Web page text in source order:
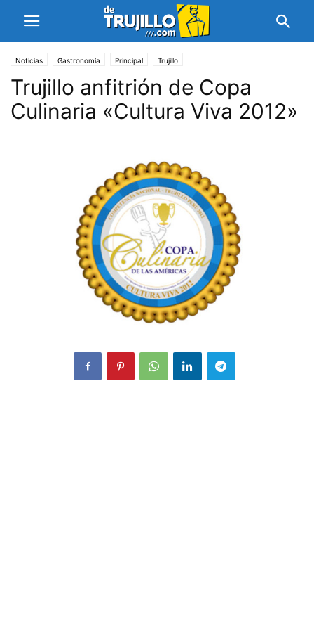
Noticias Gastronomía Principal Trujillo
Trujillo anfitrión de Copa
Culinaria «Cultura Viva 2012»